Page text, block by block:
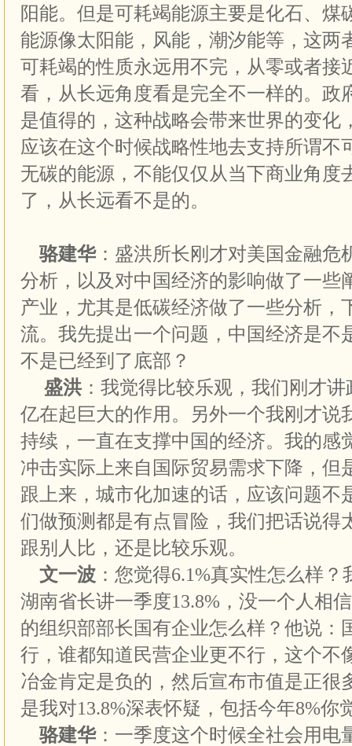
阳能。但是可耗竭能源主要是化石、煤
能源像太阳能，风能，潮汐能等，这两
可耗竭的性质永远用不完，从零或者接
看，从长远角度看是完全不一样的。政
是值得的，这种战略会带来世界的变化
应该在这个时候战略性地去支持所谓不
无碳的能源，不能仅仅从当下商业角度
了，从长远看不是的。
骆建华：盛洪所长刚才对美国金融危
分析，以及对中国经济的影响做了一些
产业，尤其是低碳经济做了一些分析，
流。我先提出一个问题，中国经济是不
不是已经到了底部？
盛洪 ：我觉得比较乐观，我们刚才
亿在起巨大的作用。另外一个我刚才说
持续，一直在支撑中国的经济。我的感
冲击实际上来自国际贸易需求下降，但
跟上来，城市化加速的话，应该问题不
们做预测都是有点冒险，我们把话说得
跟别人比，还是比较乐观。
文一波 ：您觉得6.1%真实性怎么样
湖南省长讲一季度13.8%，没一个人相
的组织部部长国有企业怎么样？他说：
行，谁都知道民营企业更不行，这个不
冶金肯定是负的，然后宣布市值是正很
是我对13.8%深表怀疑，包括今年8%你
骆建华：一季度这个时候全社会用电